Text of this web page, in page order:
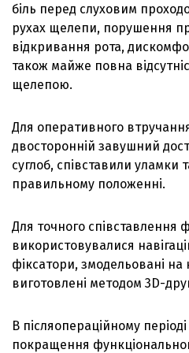
біль перед слуховим
рухах щелепи, порушення
відкривання рота,
також майже повна
щелепою.
Для оперативного
двосторонній завушний
суглоб, співставили уламки
правильному положенні.
Для точного співставлення
використовувалися
фіксатори, змодельовані на
виготовлені методом 3D-
В післяопераційному
покращення